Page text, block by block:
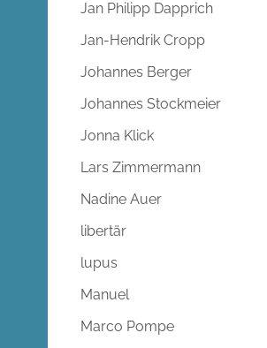
Jan Philipp Dapprich
Jan-Hendrik Cropp
Johannes Berger
Johannes Stockmeier
Jonna Klick
Lars Zimmermann
Nadine Auer
libertär
lupus
Manuel
Marco Pompe